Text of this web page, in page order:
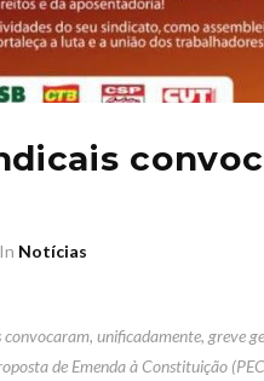
In Notícias
convocaram, unificadamente, greve
de Emenda à Constituição